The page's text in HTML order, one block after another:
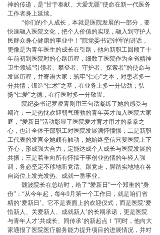
神的传递，是“甘于奉献、大爱无疆”使命在新一代医务
工作者身上延续。
“你们的个人成长，本就是医院发展的一部分，要
快速融入医院文化，把个人价值的实现，融入到守护人
民群众身心健康的事业中！”院党委书记钟军的讲话，
更像是为青年医生的成长在引路，他向新职工回顾了十
年前初到医院时的心路历程，细数了医院作为全省精神
卫生领域“引领者、攀登者、守护者、探索者”的使命与
发展历程，并寄语大家：筑牢“仁心”之本，对患者多一
分共情；锻造“仁术”之基，在业务上多一分钻劲；弘
扬“仁爱”之德，在行医时多一分敬畏。
院纪委书记罗凌青则用三句话凝练了她的感受与
期许：一是热忱欢迎朝气蓬勃的青年英才加入医院大家
庭，“爱新日”活动彰显了医院爱才育才用才的拳拳之
心，也让全体干部职工对医院发展满怀憧憬；二是新职
工代表的发言令她颇有触动，她始终坚信只要医院上下
齐心，形成强大合力，定能达成个人成长与医院发展的
共振；三是着重向所有怀揣干事创业热情的年轻人强
调，务必坚定不移地听党话、跟党走，脚踏实地地在各
自岗位上发光发热、成就一番事业。
魏波院长在总结时，给了“爱新日”一个郑重的“身
份”：“从今年起，每年9月第一个工作日，就是咱们省
精的‘爱新日’。它不是表面上的欢迎仪式，而是医院‘爱
惜新人、关爱新人、成就新人’的长期承诺，更是医院
与青年人才‘共成长、同传承’的新起点！”同时，他向大
家通报了医院医疗服务能力提升项目的进展情况，并对